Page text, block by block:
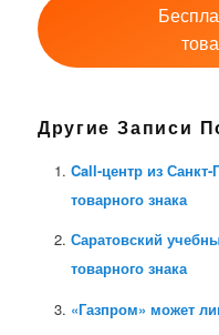
Другие Записи
Call-центр из
товарного знака
Саратовский
товарного знака
«Газпром» может